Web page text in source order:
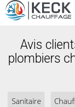
Avis
plombiers
Sanitaire